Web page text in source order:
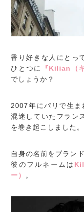
香り好きな人にとっ
ひとつに
『Kilian（
でしょうか？
2007年にパリで生
混迷していたフラン
を巻き起こしました。
自身の名前をブラン
彼のフルネームは
ー） 。